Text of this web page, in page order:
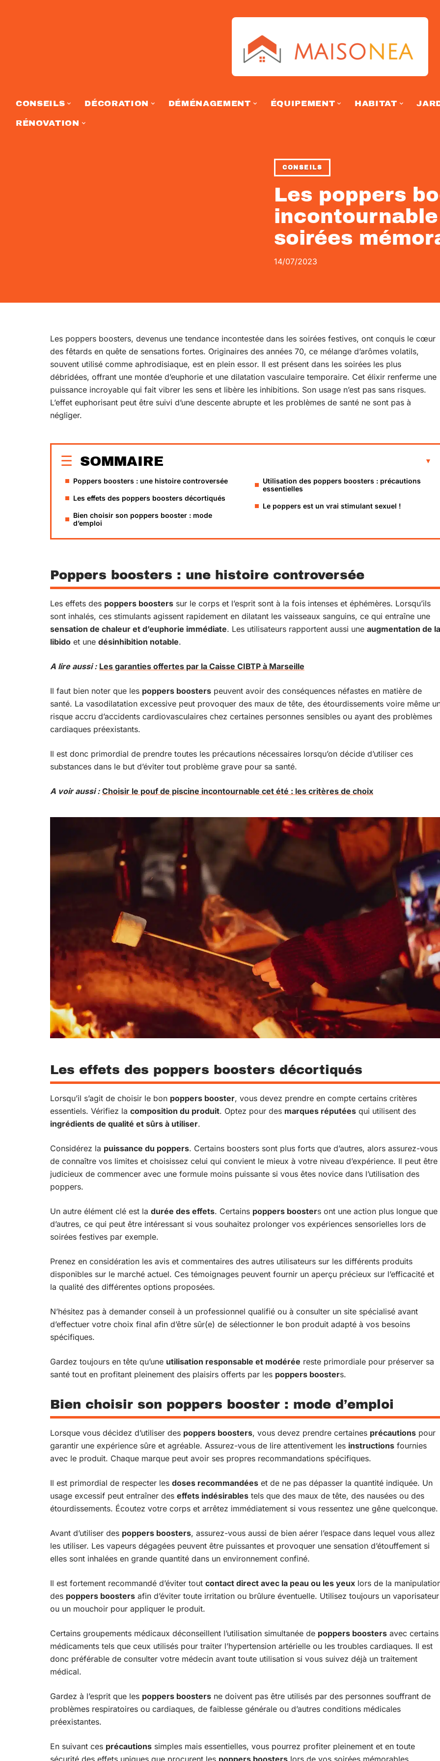
CONSEILS DÉCORATION DÉMÉNAGEMENT ÉQUIPEMENT HABITAT
RÉNOVATION
CONSEILS
Les poppers
soirées
14/07/2023
Les poppers boosters, devenus une tendance incontestée dans les soirées festives, ont conquis le cœur
des fêtards en quête de sensations fortes. Originaires des années 70, ce mélange d’arômes volatils,
souvent utilisé comme aphrodisiaque, est en plein essor. Il est présent dans les soirées les plus
débridées, offrant une montée d’euphorie et une dilatation vasculaire temporaire. Cet élixir renferme une
puissance incroyable qui fait vibrer les sens et libère les inhibitions. Son usage n’est pas sans risques.
L’effet euphorisant peut être suivi d’une descente abrupte et les problèmes de santé ne sont pas à
négliger.
SOMMAIRE
Poppers boosters : une histoire controversée
Les effets des poppers boosters décortiqués
Bien choisir son poppers booster : mode
d’emploi
Utilisation des poppers boosters : précautions
essentielles
Le poppers est un vrai stimulant sexuel !
Poppers boosters : une histoire controversée
Les effets des poppers boosters sur le corps et l’esprit sont à la fois intenses et éphémères. Lorsqu’ils
sont inhalés, ces stimulants agissent rapidement en dilatant les vaisseaux sanguins, ce qui entraîne une
sensation de chaleur et d’euphorie immédiate. Les utilisateurs rapportent aussi une augmentation de la
libido et une désinhibition notable.
A lire aussi : Les garanties offertes par la Caisse CIBTP à Marseille
Il faut bien noter que les poppers boosters peuvent avoir des conséquences néfastes en matière de
santé. La vasodilatation excessive peut provoquer des maux de tête, des étourdissements voire même
risque accru d’accidents cardiovasculaires chez certaines personnes sensibles ou ayant des problèmes
cardiaques préexistants.
Il est donc primordial de prendre toutes les précautions nécessaires lorsqu’on décide d’utiliser ces
substances dans le but d’éviter tout problème grave pour sa santé.
A voir aussi : Choisir le pouf de piscine incontournable cet été : les critères de choix
Les effets des poppers boosters décortiqués
Lorsqu’il s’agit de choisir le bon poppers booster, vous devez prendre en compte certains critères
essentiels. Vérifiez la composition du produit. Optez pour des marques réputées qui utilisent des
ingrédients de qualité et sûrs à utiliser.
Considérez la puissance du poppers. Certains boosters sont plus forts que d’autres, alors assurez-vous
de connaître vos limites et choisissez celui qui convient le mieux à votre niveau d’expérience. Il peut être
judicieux de commencer avec une formule moins puissante si vous êtes novice dans l’utilisation des
poppers.
Un autre élément clé est la durée des effets. Certains poppers boosters ont une action plus longue que
d’autres, ce qui peut être intéressant si vous souhaitez prolonger vos expériences sensorielles lors de
soirées festives par exemple.
Prenez en considération les avis et commentaires des autres utilisateurs sur les différents produits
disponibles sur le marché actuel. Ces témoignages peuvent fournir un aperçu précieux sur l’efficacité et
la qualité des différentes options proposées.
N’hésitez pas à demander conseil à un professionnel qualifié ou à consulter un site spécialisé avant
d’effectuer votre choix final afin d’être sûr(e) de sélectionner le bon produit adapté à vos besoins
spécifiques.
Gardez toujours en tête qu’une utilisation responsable et modérée reste primordiale pour préserver sa
santé tout en profitant pleinement des plaisirs offerts par les poppers boosters.
Bien choisir son poppers booster : mode d’emploi
Lorsque vous décidez d’utiliser des poppers boosters, vous devez prendre certaines précautions pour
garantir une expérience sûre et agréable. Assurez-vous de lire attentivement les instructions fournies
avec le produit. Chaque marque peut avoir ses propres recommandations spécifiques.
Il est primordial de respecter les doses recommandées et de ne pas dépasser la quantité indiquée. Un
usage excessif peut entraîner des effets indésirables tels que des maux de tête, des nausées ou des
étourdissements. Écoutez votre corps et arrêtez immédiatement si vous ressentez une gêne quelconque.
Avant d’utiliser des poppers boosters, assurez-vous aussi de bien aérer l’espace dans lequel vous allez
les utiliser. Les vapeurs dégagées peuvent être puissantes et provoquer une sensation d’étouffement si
elles sont inhalées en grande quantité dans un environnement confiné.
Il est fortement recommandé d’éviter tout contact direct avec la peau ou les yeux lors de la
des poppers boosters afin d’éviter toute irritation ou brûlure éventuelle. Utilisez toujours un vaporisateur
ou un mouchoir pour appliquer le produit.
Certains groupements médicaux déconseillent l’utilisation simultanée de poppers boosters avec certains
médicaments tels que ceux utilisés pour traiter l’hypertension artérielle ou les troubles cardiaques. Il est
donc préférable de consulter votre médecin avant toute utilisation si vous suivez déjà un traitement
médical.
Gardez à l’esprit que les poppers boosters ne doivent pas être utilisés par des personnes souffrant de
problèmes respiratoires ou cardiaques, de faiblesse générale ou d’autres conditions médicales
préexistantes.
En suivant ces précautions simples mais essentielles, vous pourrez profiter pleinement et en toute
sécurité des effets uniques que procurent les poppers boosters lors de vos soirées mémorables.